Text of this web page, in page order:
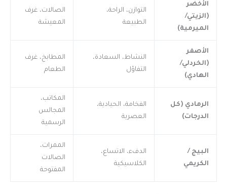
الأخضر
(الزيتي/
الميرمية)
التوازن، الراحة،
الطبيعة
الصالات، غرف
المعيشة
الأصفر
(الخردلي/
الهادي)
النشاط، السعادة،
التفاؤل
المطابخ، غرف
الطعام
الرمادي (كل
الدرجات)
الفخامة، الحيادية،
العصرية
المكاتب،
المجالس
الرسمية
البيج /
الكريمي
الدفء، الاتساع،
الكلاسيكية
الممرات،
الصالات
المفتوحة